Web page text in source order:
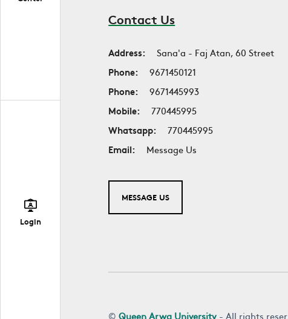
Login
Contact Us
Address:
Sana'a - Faj Atan, 60 Street
Phone:
9671450121
Phone:
9671445993
Mobile:
770445995
Whatsapp:
770445995
Email:
Message Us
MESSAGE US
©Queen Arwa University - All rights